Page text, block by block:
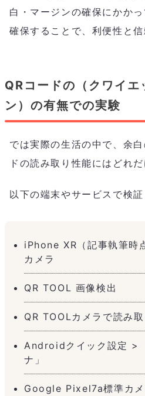
白・マージンの確保にかか
確保することで、利便性と信
QRコードの（クワイ
ン）の有無での実験
では実際の生活の中で、余
ドの読み取り性能にはどれ
以下の端末やサービスで検証
iPhone XR（記事執筆時
カメラ
QR TOOL 画像検出
QR TOOLカメラで読み取
Androidクイック設定 >
ナ」
Google Pixel7a標準カメ